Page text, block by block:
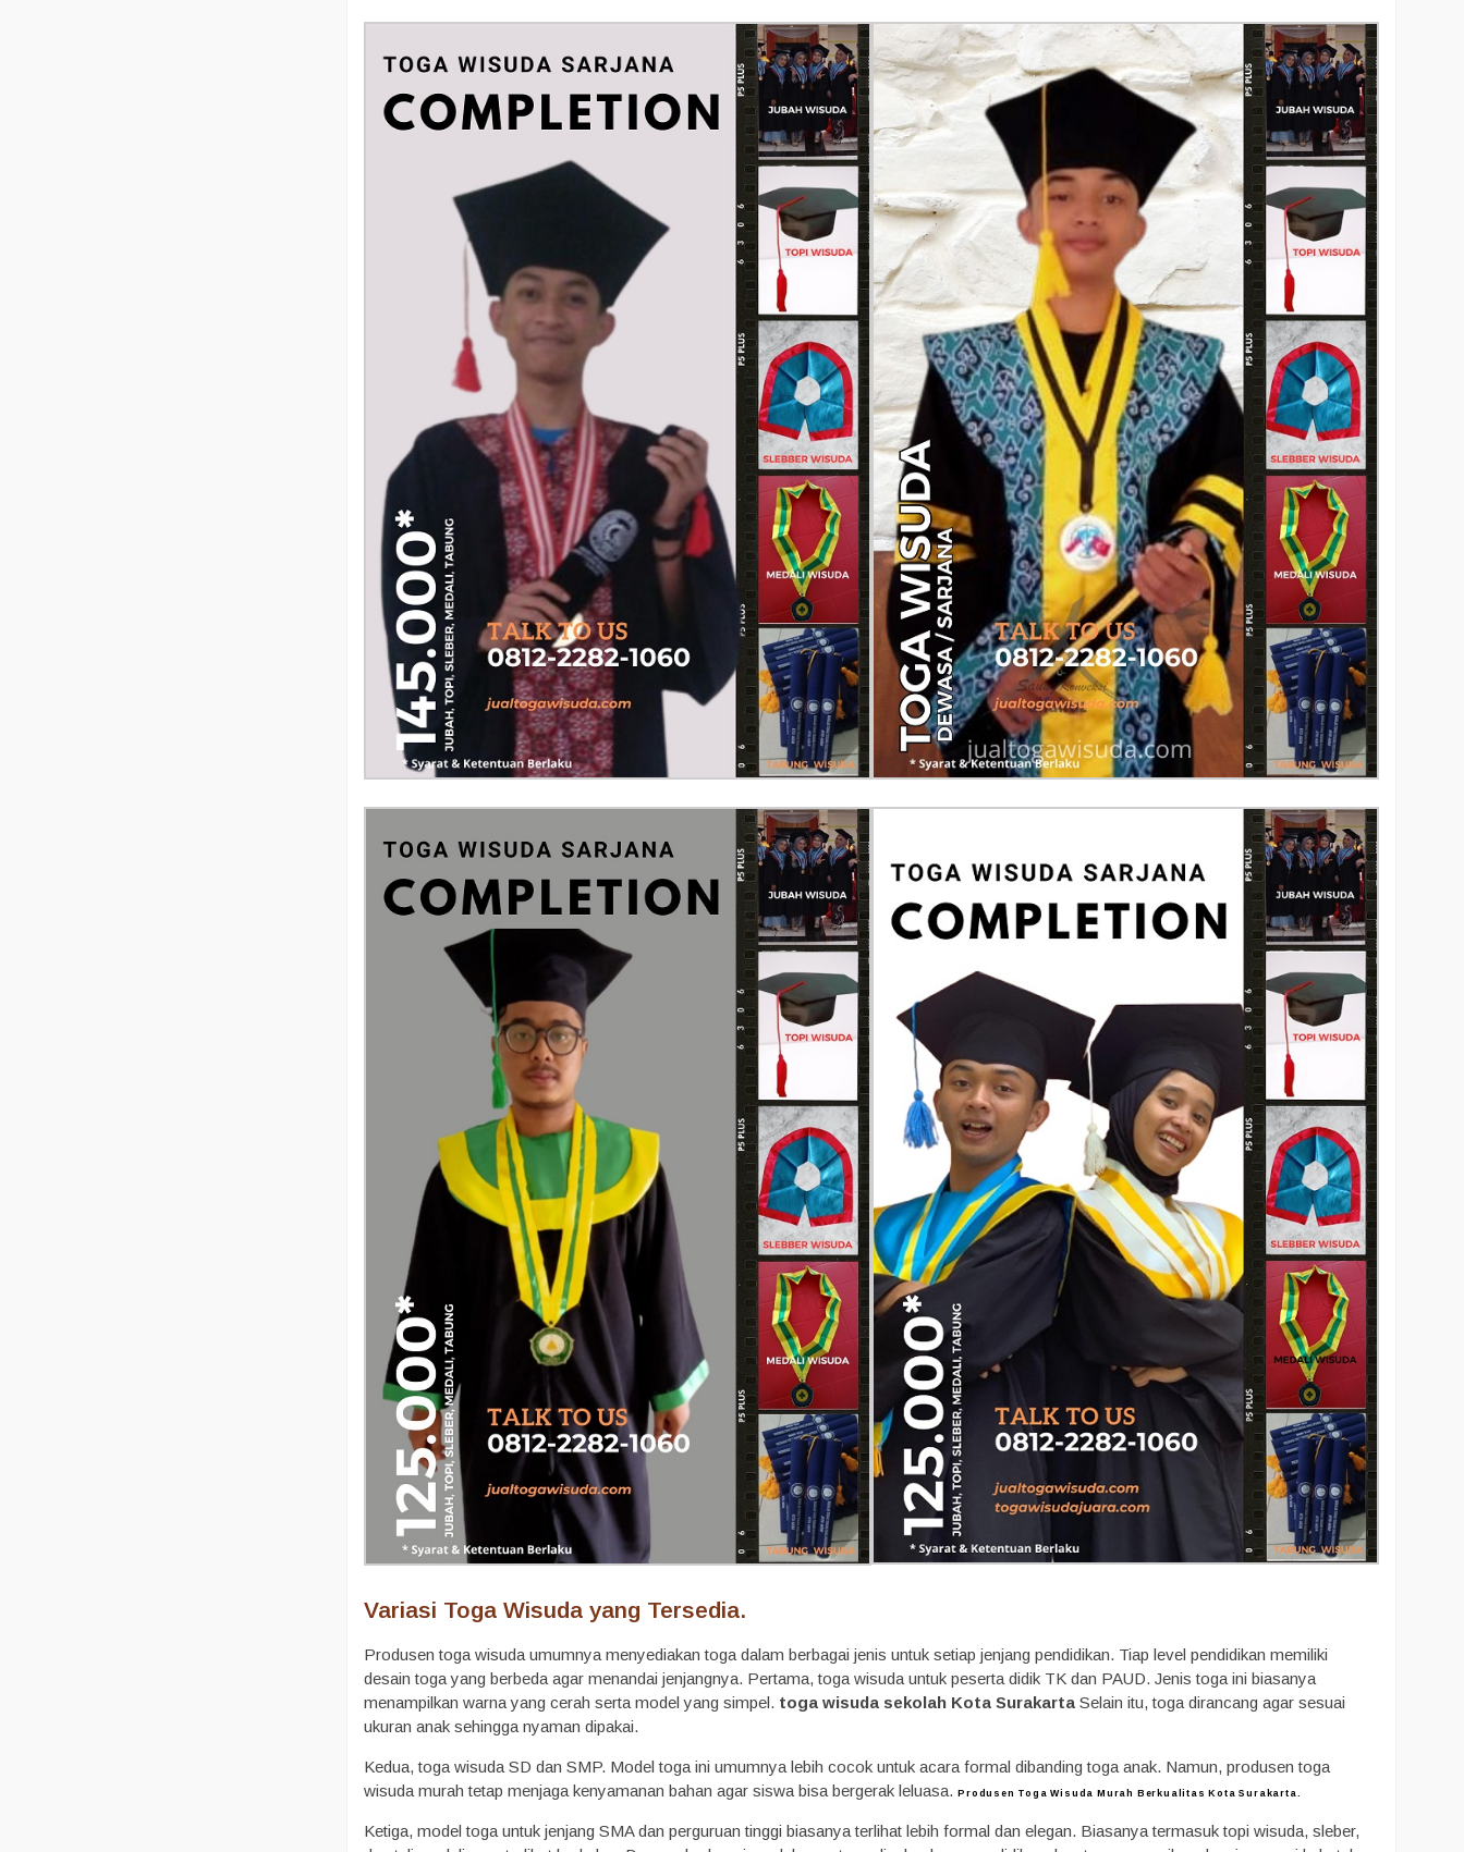
Variasi Toga Wisuda yang Tersedia.
Produsen toga wisuda umumnya menyediakan toga dalam berbagai jenis untuk setiap jenjang pendidikan. Tiap level pendidikan memiliki
desain toga yang berbeda agar menandai jenjangnya. Pertama, toga wisuda untuk peserta didik TK dan PAUD. Jenis toga ini biasanya
menampilkan warna yang cerah serta model yang simpel. toga wisuda sekolah Kota Surakarta Selain itu, toga dirancang agar sesuai
ukuran anak sehingga nyaman dipakai.
Kedua, toga wisuda SD dan SMP. Model toga ini umumnya lebih cocok untuk acara formal dibanding toga anak. Namun, produsen toga
wisuda murah tetap menjaga kenyamanan bahan agar siswa bisa bergerak leluasa.Produsen Toga Wisuda Murah Berkualitas Kota Surakarta.
Ketiga, model toga untuk jenjang SMA dan perguruan tinggi biasanya terlihat lebih formal dan elegan. Biasanya termasuk topi wisuda, sleber,